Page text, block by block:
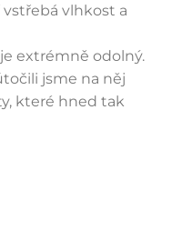
vlhkost a
extrémně odolný.
jsme na něj
které hned tak